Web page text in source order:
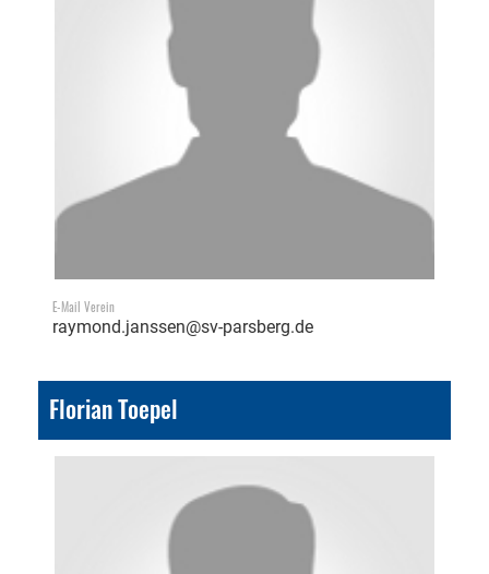
E-Mail Verein
raymond.janssen@sv-parsberg.de
Florian Toepel